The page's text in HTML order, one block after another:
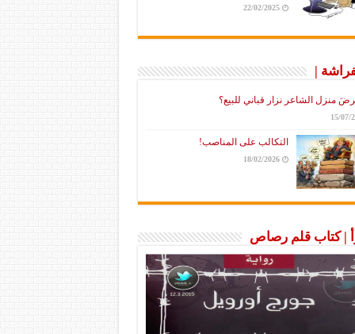
22/02/2025
|
منزل الشاعر نزار قباني للبيع؟
15/07/
التكالب على المناصب!
18/02/2026
| كتاب قلم رصاص